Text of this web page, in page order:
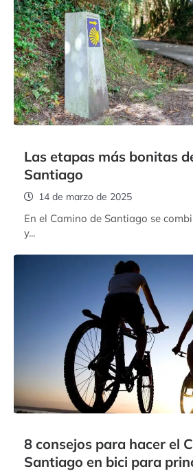
Las etapas más bonitas
Santiago
14 de marzo de 2025
En el Camino de Santiago se
y...
8 consejos para hacer el
Santiago en bici para